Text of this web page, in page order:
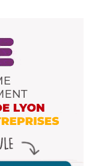
avec une
il y a le choix.
je ne comprends
plus de 40
souvent étroit